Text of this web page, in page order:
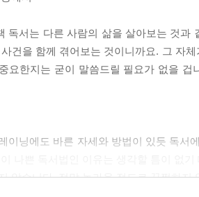
호히 배척하는 말
감정일지라도 표현하게 해주세요
13
에 돌덩이를 얹어야 안심이었습니다
로운 질문
림의 가치를 알려주세요
이고, 다른 이야기를 하자고 대화 주제를
54개의 구체적인 대화 상황이 가리키는
전에 마음 가는 대로 말하기 전에 한번
독서는 다른 사람의 삶을 살아보는 것과
건을 함께 겪어보는 것이니까요. 그 자
요한지는 굳이 말씀드릴 필요가 없을
이닝에도 바른 자세와 방법이 있듯 독서
않습니다. 정말 놀라울 정도로 꿈쩍하지